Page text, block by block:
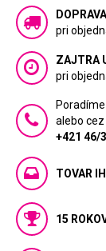
pri
ZAJTRA
pri
alebo
+421 46/
TOVAR
15